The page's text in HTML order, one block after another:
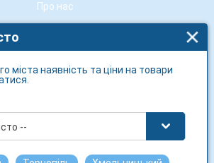
Про нас
Новини мережі
Гарантія якості
заклади-партнери
міста наявність та ціни на товари
--